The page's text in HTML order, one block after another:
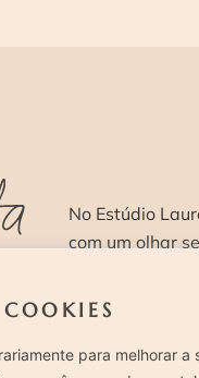
para melhorar
No Estúdio
com um olhar